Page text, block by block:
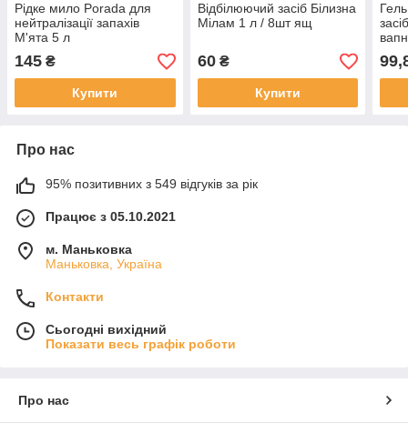
Рідке мило Porada для
нейтралізації запахів
М'ята 5 л
145 ₴
Купити
Відбілюючий засіб Білизна
Мілам 1 л / 8шт ящ
60₴
Купити
Про нас
95% позитивних з 549 відгуків за рік
Працює з 05.10.2021
м. Маньковка
Маньковка, Україна
Контакти
Сьогодні вихідний
Показати весь графік роботи
Про нас